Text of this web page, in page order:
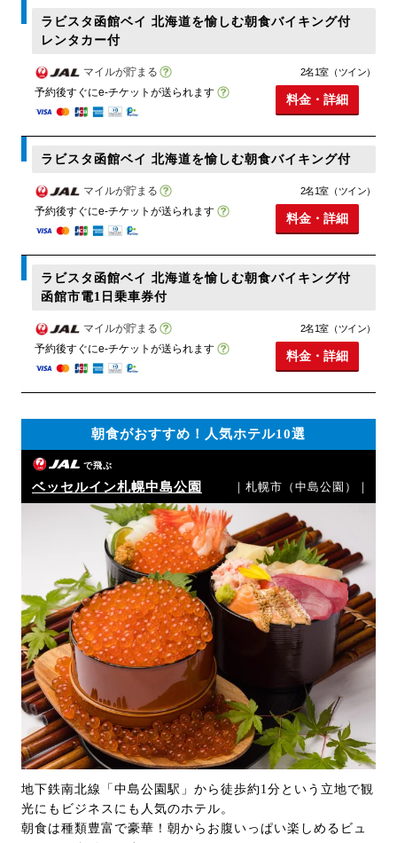
ラビスタ函館ベイ 北海道を愉しむ朝食バイキング付
レンタカー付
マイルが貯まる
予約後すぐにe-チケットが送られます
2名1室（ツイン）
料金・詳細
ラビスタ函館ベイ 北海道を愉しむ朝食バイキング付
マイルが貯まる
予約後すぐにe-チケットが送られます
2名1室（ツイン）
料金・詳細
ラビスタ函館ベイ 北海道を愉しむ朝食バイキング付
函館市電1日乗車券付
マイルが貯まる
予約後すぐにe-チケットが送られます
2名1室（ツイン）
料金・詳細
朝食がおすすめ！人気ホテル10選
で飛ぶ
ベッセルイン札幌中島公園 ｜札幌市（中島公園）｜
地下鉄南北線「中島公園駅」から徒歩約1分という立地で観
光にもビジネスにも人気のホテル。
朝食は種類豊富で豪華！朝からお腹いっぱい楽しめるビュ